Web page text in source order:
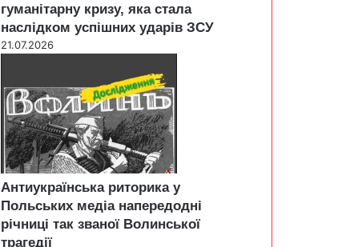
гуманітарну кризу, яка стала
наслідком успішних ударів ЗСУ
21.07.2026
Антиукраїнська риторика у
Польських медіа напередодні
річниці так званої Волинської
трагедії